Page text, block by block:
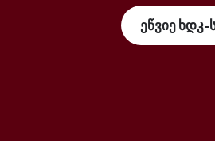
ეწვიე ხდკ-